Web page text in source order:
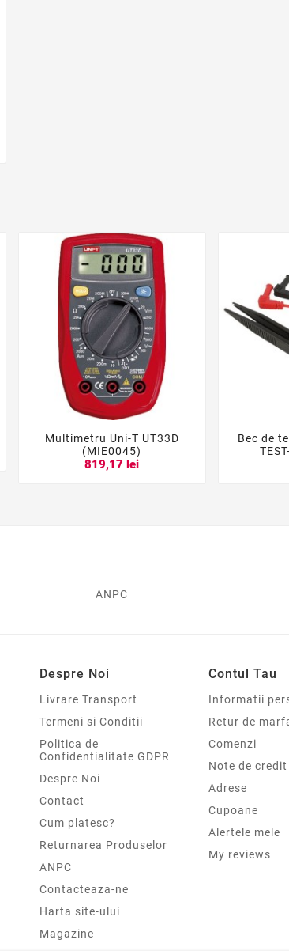
 
Multimetru Uni-T UT33D
(MIE0045)
819,17 lei

Bec de
ANPC
Despre Noi
Livrare Transport
Termeni si Conditii
Politica de
Confidentialitate GDPR
Despre Noi
Contact
Cum platesc?
Returnarea Produselor
ANPC
Contacteaza-ne
Harta site-ului
Magazine
Contul Tau
Informatii
Retur de
Comenzi
Note de credit
Adrese
Cupoane
Alertele mele
My reviews